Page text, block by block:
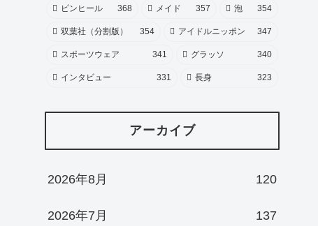
ピンヒール 368 メイド 357 泡 354
双葉社（分割版） 354 アイドルニッポン 347
スポーツウェア 341 グラッソ 340
インタビュー 331 長身 323
アーカイブ
2026年8月 120
2026年7月 137